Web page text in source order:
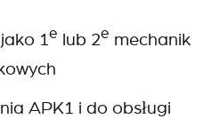
1 e lub 2e mechanik
APK1 i do obsługi